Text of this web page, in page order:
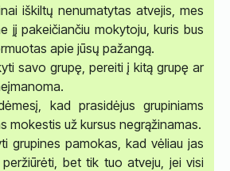
iškiltų nenumatytas atvejis, mes
jį pakeičiančiu mokytoju, kuris bus
apie jūsų pažangą.
savo grupę, pereiti į kitą grupę ar
kad prasidėjus grupiniams
mokestis už kursus negrąžinamas.
grupines pamokas, kad vėliau jas
bet tik tuo atveju, jei visi